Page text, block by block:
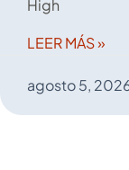
High
LEER MÁS »
agosto 5,